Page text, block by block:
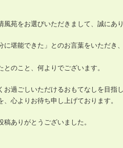
風苑をお選びいただきまして、誠にあ
に堪能できた」とのお言葉をいただき
のこと、何よりでございます。
お過ごしいただけるおもてなしを目指
、心よりお待ち申し上げております。
ありがとうございました。